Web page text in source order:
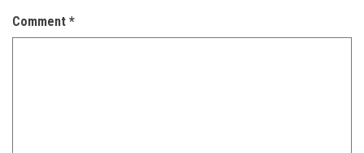
Comment *